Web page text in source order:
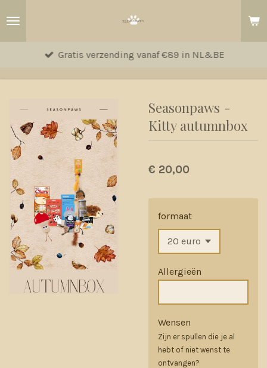
hoofdinhoud
Gratis verzending vanaf €89 in NL&BE
Seasonpaws -
Kitty autumnbox
€ 20,00
formaat
Allergieën
Wensen
Zijn er spullen die je al
hebt of niet wenst te
ontvangen?